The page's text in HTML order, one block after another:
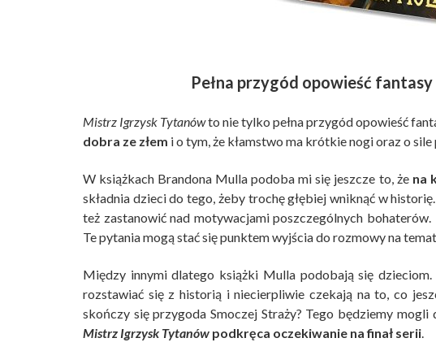
Pełna przygód opowieść
Mistrz Igrzysk Tytanówto nie tylko pełna przygód opowieść
dobra ze złem i o tym, że kłamstwo ma krótkie nogi oraz o sile
W książkach Brandona Mulla podoba mi się jeszcze to, że na
składnia dzieci do tego, żeby trochę głębiej wniknąć w
też zastanowić nad motywacjami poszczególnych
Te pytania mogą stać się punktem wyjścia do rozmowy na
Między innymi dlatego książki Mulla podobają się
rozstawiać się z historią i niecierpliwie czekają na to, co
skończy się przygoda Smoczej Straży? Tego będziemy
Mistrz Igrzysk Tytanów podkręca oczekiwanie na finał serii.